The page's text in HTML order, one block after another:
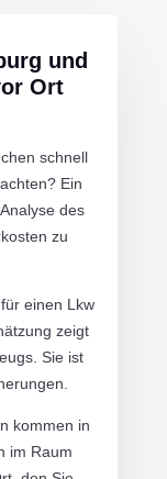
und
Ort
schnell
Ein
des
zu
einen Lkw
zeigt
Sie ist
kommen in
im Raum